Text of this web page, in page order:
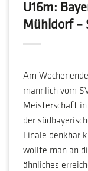
U16m:
Mühldorf –
Am
männlich vom
Meisterschaft
der
Finale denkbar
wollte man an
ähnliches